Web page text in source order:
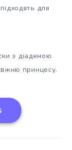
для
з діадемою
принцесу.